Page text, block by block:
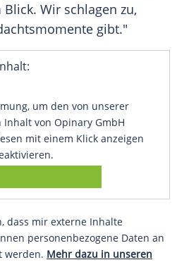
Wir schlagen zu,
gibt."
um den von unserer
von Opinary GmbH
mit einem Klick anzeigen
dass mir externe Inhalte
personenbezogene Daten an
werden. Mehr dazu in unseren